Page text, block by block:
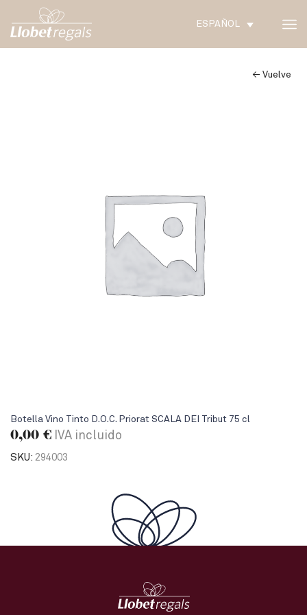
ESPAÑOL
← Vuelve
Botella Vino Tinto D.O.C. Priorat SCALA DEI Tribut 75 cl
0,00 € IVA incluido
SKU: 294003